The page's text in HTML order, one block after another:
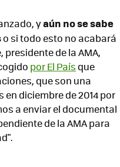
yaún no se sabe
o si todo esto no acabará
presidente de la AMA,
por El Paísque
que son una
diciembre de 2014 por
a enviar el documental
de la AMA para